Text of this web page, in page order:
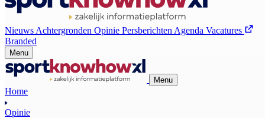
Nieuws Achtergronden Opinie Persberichten Agenda Vacatures
Branded
Menu
Menu
Home
Opinie